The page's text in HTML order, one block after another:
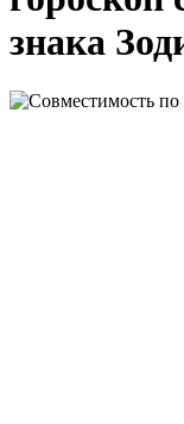
знака